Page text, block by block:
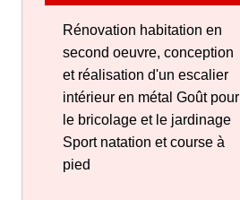
Rénovation habitation en
second oeuvre, conception
et réalisation d'un escalier
intérieur en métal Goût pour
le bricolage et le jardinage
Sport natation et course à
pied